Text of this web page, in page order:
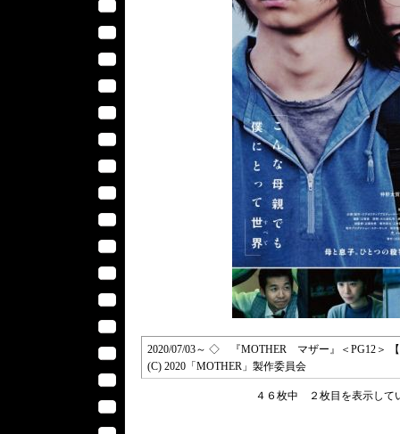
2020/07/03～ ◇ 『MOTHER マザー』＜PG12＞
(C) 2020「MOTHER」製作委員会
４６枚中 ２枚目を表示し